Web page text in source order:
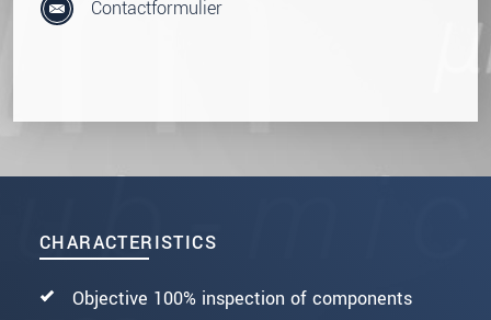
CHARACTERISTICS
Objective 100% inspection of components
Contactformulier